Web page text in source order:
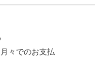
月々でのお支払